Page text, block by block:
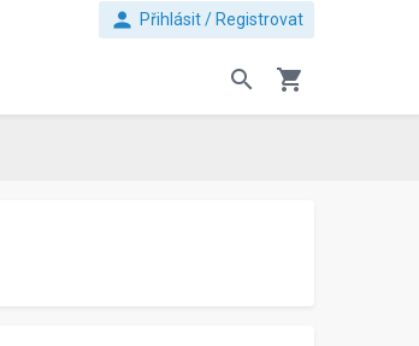
person Přihlásit / Registrovat
search shopping_cart